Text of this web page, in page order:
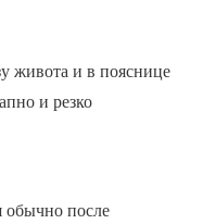
живота и в пояснице
и резко
обычно после